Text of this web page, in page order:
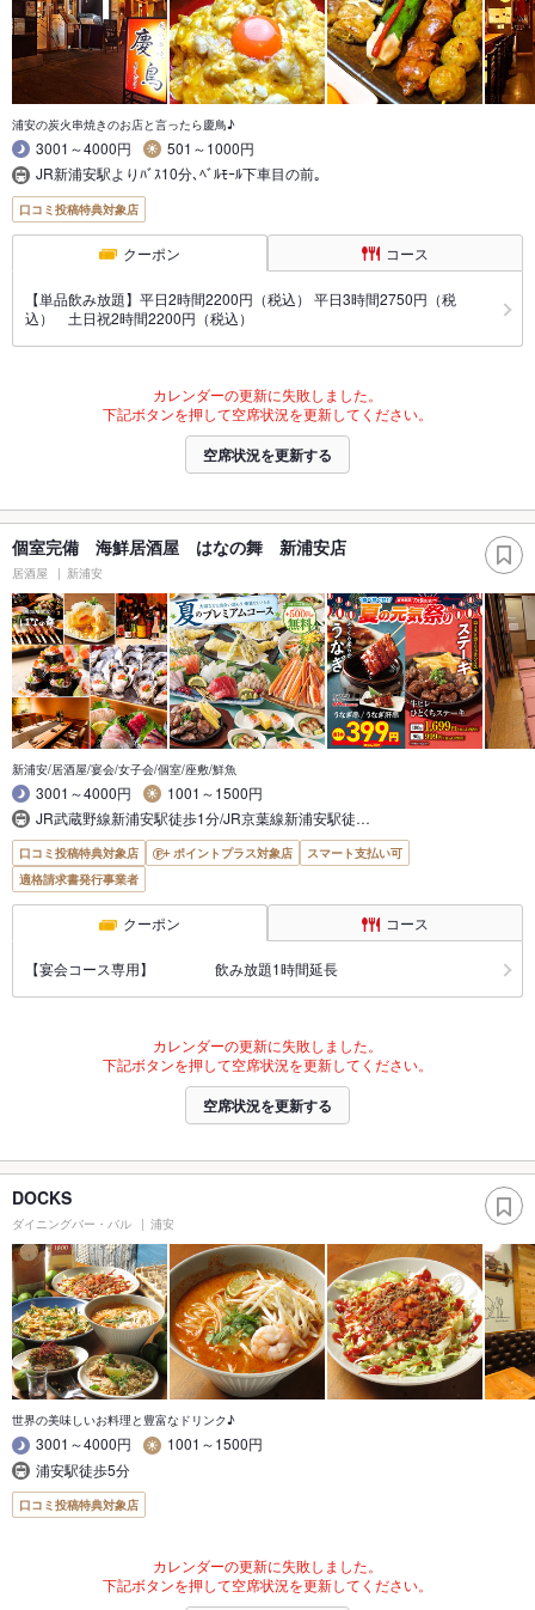
浦安の炭火串焼きのお店と言ったら慶鳥♪
3001～4000円
501～1000円
JR新浦安駅よりﾊﾞｽ10分､ﾍﾞﾙﾓｰﾙ下車目の前｡
口コミ投稿特典対象店
クーポン コース
【単品飲み放題】平日2時間2200円（税込） 平日3時間2750円（税
込） 土日祝2時間2200円（税込）
カレンダーの更新に失敗しました。
下記ボタンを押して空席状況を更新してください。
空席状況を更新する
個室完備 海鮮居酒屋 はなの舞 新浦安店
居酒屋 新浦安
新浦安/居酒屋/宴会/女子会/個室/座敷/鮮魚
3001～4000円
1001～1500円
JR武蔵野線新浦安駅徒歩1分/JR京葉線新浦安駅徒…
口コミ投稿特典対象店 ポイントプラス対象店
スマート支払い可
適格請求書発行事業者
クーポン コース
【宴会コース専用】 飲み放題1時間延長
カレンダーの更新に失敗しました。
下記ボタンを押して空席状況を更新してください。
空席状況を更新する
DOCKS
ダイニングバー・バル 浦安
世界の美味しいお料理と豊富なドリンク♪
3001～4000円
1001～1500円
浦安駅徒歩5分
口コミ投稿特典対象店
カレンダーの更新に失敗しました。
下記ボタンを押して空席状況を更新してください。